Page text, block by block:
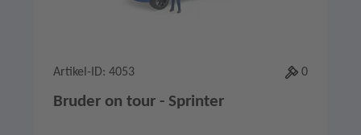
Artikel-ID: 4053 0
Bruder on tour - Sprinter